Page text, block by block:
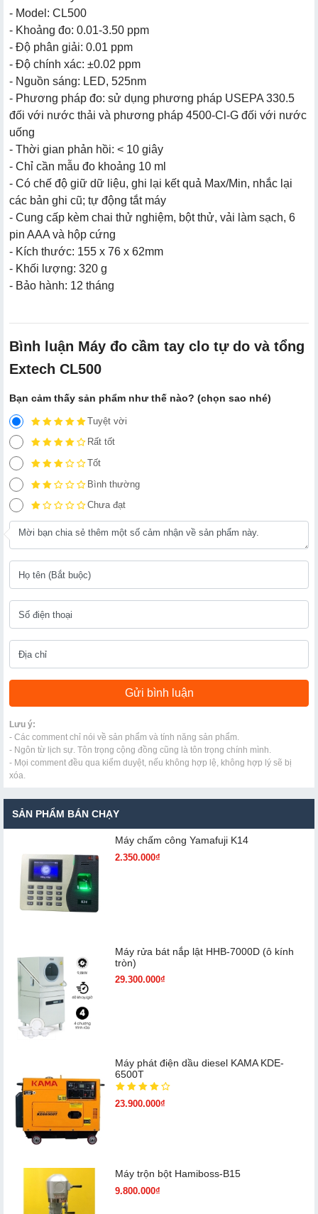
- Model: CL500
- Khoảng đo: 0.01-3.50 ppm
- Độ phân giải: 0.01 ppm
- Độ chính xác: ±0.02 ppm
- Nguồn sáng: LED, 525nm
- Phương pháp đo: sử dụng phương pháp USEPA 330.5
đối với nước thải và phương pháp 4500-Cl-G đối với nước
uống
- Thời gian phản hồi: < 10 giây
- Chỉ cần mẫu đo khoảng 10 ml
- Có chế độ giữ dữ liệu, ghi lại kết quả Max/Min, nhắc lại
các bản ghi cũ; tự động tắt máy
- Cung cấp kèm chai thử nghiệm, bột thử, vải làm sạch, 6
pin AAA và hộp cứng
- Kích thước: 155 x 76 x 62mm
- Khối lượng: 320 g
- Bảo hành: 12 tháng
Bình luận Máy đo cầm tay clo tự do và tổng
Extech CL500
Bạn cảm thấy sản phẩm như thế nào? (chọn sao nhé)
Tuyệt vời
Rất tốt
Tốt
Bình thường
Chưa đạt
Lưu ý:
- Các comment chỉ nói về sản phẩm và tính năng sản phẩm.
- Ngôn từ lịch sự. Tôn trọng cộng đồng cũng là tôn trọng chính mình.
- Mọi comment đều qua kiểm duyệt, nếu không hợp lệ, không hợp lý sẽ bị
xóa.
SẢN PHẨM BÁN CHẠY
Máy chấm cô​ng Yamafuji K14
2.350.000₫
Máy rửa bát nắp lật HHB-7000D (ô kính
tròn)
29.300.000₫
Máy phát điện dầu diesel KAMA KDE-
6500T
23.900.000₫
Máy trộn bột Hamiboss-B15
9.800.000₫